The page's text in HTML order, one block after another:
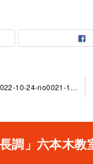
「ドッツァウアーのエチュード2番」六本木教室2022-10-24-no0021-1082
調」六本木